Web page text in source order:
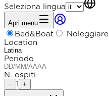
Seleziona lingua
Apri menu
Bed&Boat
Noleggiare
Location
Periodo
N. ospiti
− 1 +